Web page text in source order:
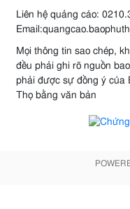
Liên hệ quảng cáo:
Mọi thông tin sao chép,
đều phải ghi rõ nguồn
phải được sự đồng ý của
Thọ bằng văn bản